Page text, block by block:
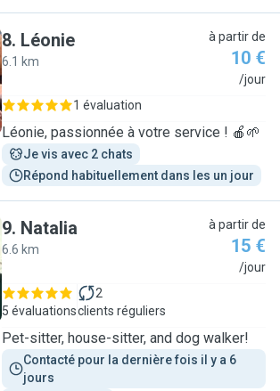
8. Léonie
6.1 km
à partir de
10 €
/jour
1 évaluation
Léonie, passionnée à votre service ! 🍎🌱
Je vis avec 2 chats
Répond habituellement dans les un jour
9. Natalia
6.6 km
à partir de
15 €
/jour
5 évaluations
2
clients réguliers
Pet-sitter, house-sitter, and dog walker!
Contacté pour la dernière fois il y a 6
jours